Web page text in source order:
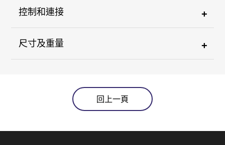
+
控制和連接
+
尺寸及重量
回上一頁